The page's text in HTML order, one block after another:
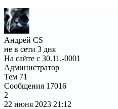
Андрей CS
не в сети 3 дня
На сайте с 30.11.-0001
Администратор
Тем 71
Сообщения 17016
2
22 июня 2023 21:12